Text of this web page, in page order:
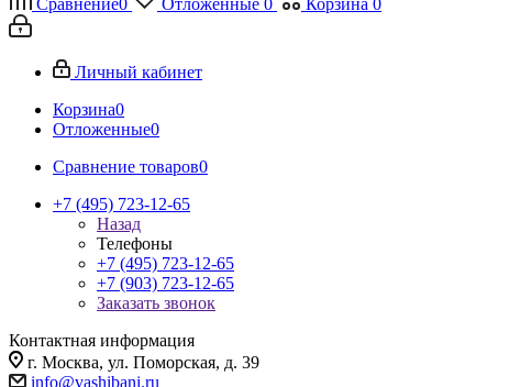
Сравнение0 Отложенные 0 Корзина 0
Личный кабинет
Корзина0
Отложенные0
Сравнение товаров0
+7 (495) 723-12-65
Назад
Телефоны
+7 (495) 723-12-65
+7 (903) 723-12-65
Заказать звонок
Контактная информация
г. Москва, ул. Поморская, д. 39
info@vashibani.ru